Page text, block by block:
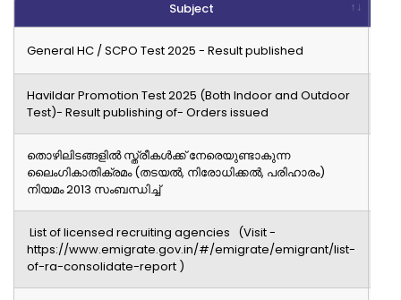
Subject
General HC / SCPO Test 2025 - Result published
Havildar Promotion Test 2025 (Both Indoor and Outdoor
Test)- Result publishing of- Orders issued
തൊഴിലിടങ്ങളിൽ സ്ത്രീകൾക്ക് നേരെയുണ്ടാകുന്ന
ലൈംഗികാതിക്രമം (തടയൽ, നിരോധിക്കൽ, പരിഹാരം)
നിയമം 2013 സംബന്ധിച്ച്
List of licensed recruiting agencies (Visit -
https://www.emigrate.gov.in/#/emigrate/emigrant/list-
of-ra-consolidate-report )